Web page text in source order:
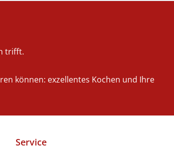
trifft.
können: exzellentes Kochen und Ihre
Service